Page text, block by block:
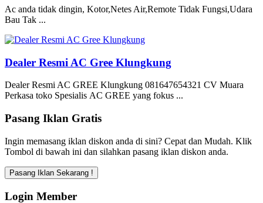
Ac anda tidak dingin, Kotor,Netes Air,Remote Tidak Fungsi,Udara
Bau Tak ...
Dealer Resmi AC Gree Klungkung
Dealer Resmi AC GREE Klungkung 081647654321 CV Muara
Perkasa toko Spesialis AC GREE yang fokus ...
Pasang Iklan Gratis
Ingin memasang iklan diskon anda di sini? Cepat dan Mudah. Klik
Tombol di bawah ini dan silahkan pasang iklan diskon anda.
Login Member